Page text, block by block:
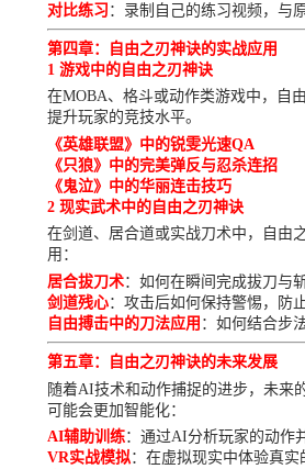
对比练习 ：录制自己的练习视频，与
第四章：自由之刃神诀的实战应用
1 游戏中的自由之刃神诀
在MOBA、格斗或动作类游戏中，自
提升玩家的竞技水平。
《英雄联盟》中的锐雯光速QA
《只狼》中的完美弹反与忍杀连招
《鬼泣》中的华丽连击技巧
2 现实武术中的自由之刃神诀
在剑道、居合道或实战刀术中，自由
用：
居合拔刀术：如何在瞬间完成拔刀与斩
剑道残心：攻击后如何保持警惕，防
自由搏击中的刀法应用 ：如何结合步
第五章：自由之刃神诀的未来发展
随着AI技术和动作捕捉的进步，未来
可能会更加智能化：
AI辅助训练：通过AI分析玩家的动作
VR实战模拟：在虚拟现实中体验真实